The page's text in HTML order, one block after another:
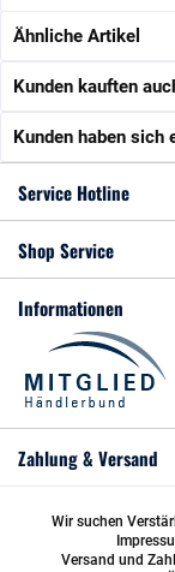
Ähnliche Artikel
Kunden kauften
Kunden haben sich
Service Hotline
Shop Service
Informationen
Zahlung & Versand
Wir suchen
Versand und